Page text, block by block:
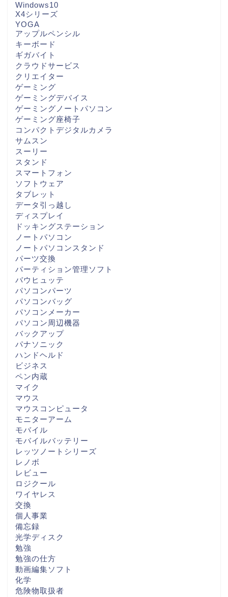
Windows10
X4シリーズ
YOGA
アップルペンシル
キーボード
ギガバイト
クラウドサービス
クリエイター
ゲーミング
ゲーミングデバイス
ゲーミングノートパソコン
ゲーミング座椅子
コンパクトデジタルカメラ
サムスン
スーリー
スタンド
スマートフォン
ソフトウェア
タブレット
データ引っ越し
ディスプレイ
ドッキングステーション
ノートパソコン
ノートパソコンスタンド
パーツ交換
パーティション管理ソフト
バウヒュッテ
パソコンパーツ
パソコンバッグ
パソコンメーカー
パソコン周辺機器
バックアップ
パナソニック
ハンドヘルド
ビジネス
ペン内蔵
マイク
マウス
マウスコンピュータ
モニターアーム
モバイル
モバイルバッテリー
レッツノートシリーズ
レノボ
レビュー
ロジクール
ワイヤレス
交換
個人事業
備忘録
光学ディスク
勉強
勉強の仕方
動画編集ソフト
化学
危険物取扱者